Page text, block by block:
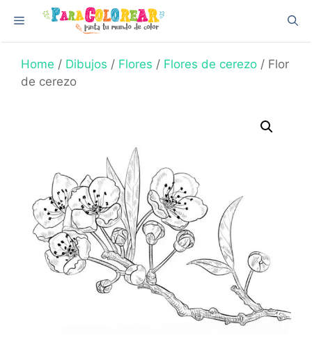
content
Menu
Home / Dibujos / Flores / Flores de cerezo / Flor
de cerezo